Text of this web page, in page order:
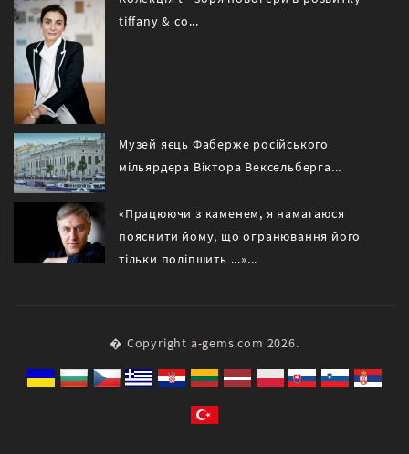
tiffany & co...
Музей яєць Фаберже російського
мільярдера Віктора Вексельберга...
«Працюючи з каменем, я намагаюся
пояснити йому, що огранювання його
тільки поліпшить ...»...
� Copyright a-gems.com 2026.